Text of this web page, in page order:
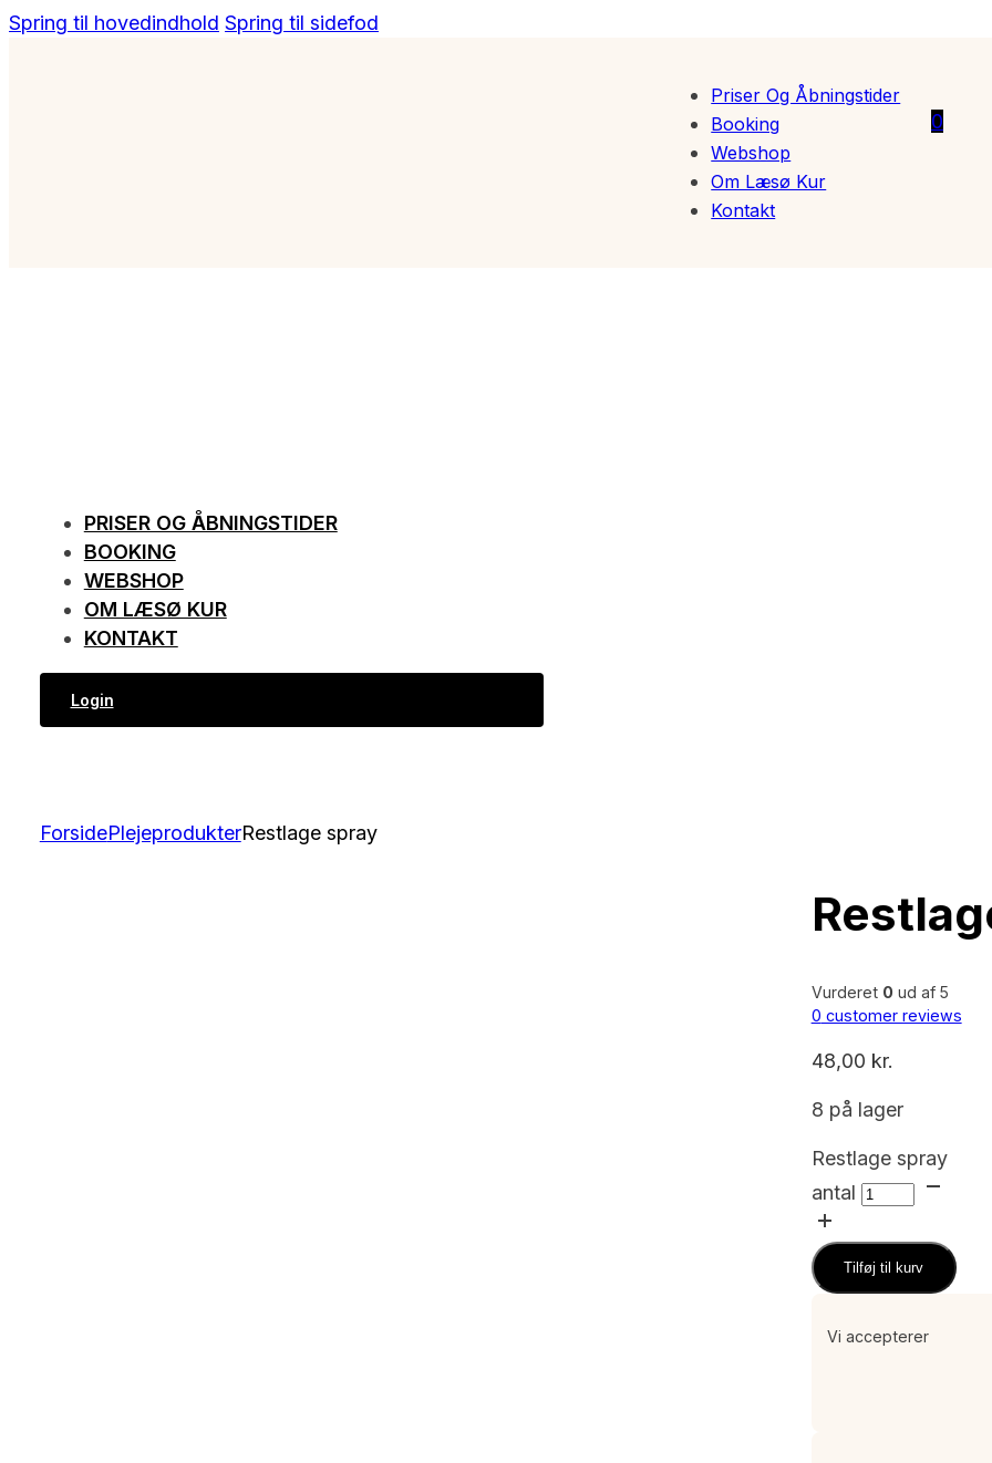
Spring til hovedindhold Spring til sidefod
Priser Og Åbningstider
Booking
Webshop
Om Læsø Kur
Kontakt
0
PRISER OG ÅBNINGSTIDER
BOOKING
WEBSHOP
OM LÆSØ KUR
KONTAKT
Login
ForsidePlejeprodukterRestlage spray
Vurderet 0 ud af 5
0 customer reviews
48,00 kr.
8 på lager
Restlage spray
antal
Tilføj til kurv
Vi accepterer